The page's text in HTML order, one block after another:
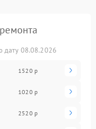
дату 08.08.2026
1520 р
1020 р
2520 р